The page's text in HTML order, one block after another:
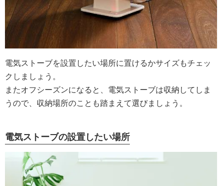
電気ストーブを設置したい場所に置けるかサイズもチェッ
クしましょう。
またオフシーズンになると、電気ストーブは収納してしま
うので、収納場所のことも踏まえて選びましょう。
電気ストーブの設置したい場所